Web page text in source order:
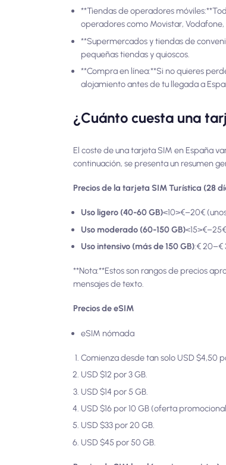
**Tiendas de operadores
operadores como Movistar,
**Supermercados y tiendas de
pequeñas tiendas y quioscos.
**Compra en línea:**Si no quieres
alojamiento antes de tu llegada a
¿Cuánto cuesta una
El coste de una tarjeta SIM en España
continuación, se presenta un resumen
Precios de la tarjeta SIM Turística (28
Uso ligero (40-60 GB)<10>€–20€
Uso moderado (60-150 GB)
Uso intensivo (más de 150 GB):€ 20–€
**Nota:**Estos son rangos de precios
mensajes de texto.
Precios de eSIM
eSIM nómada
Comienza desde tan solo USD $4,50
USD $12 por 3 GB.
USD $14 por 5 GB.
USD $16 por 10 GB (oferta
USD $33 por 20 GB.
USD $45 por 50 GB.